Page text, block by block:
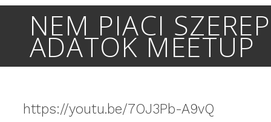
NEM PIACI
ADATOK MEETUP
https://youtu.be/7OJ3Pb-A9vQ